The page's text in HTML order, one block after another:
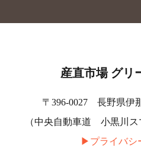
産直市場 グリ
〒396-0027 長野県伊
（中央自動車道 小黒川ス
▶︎プライバシ